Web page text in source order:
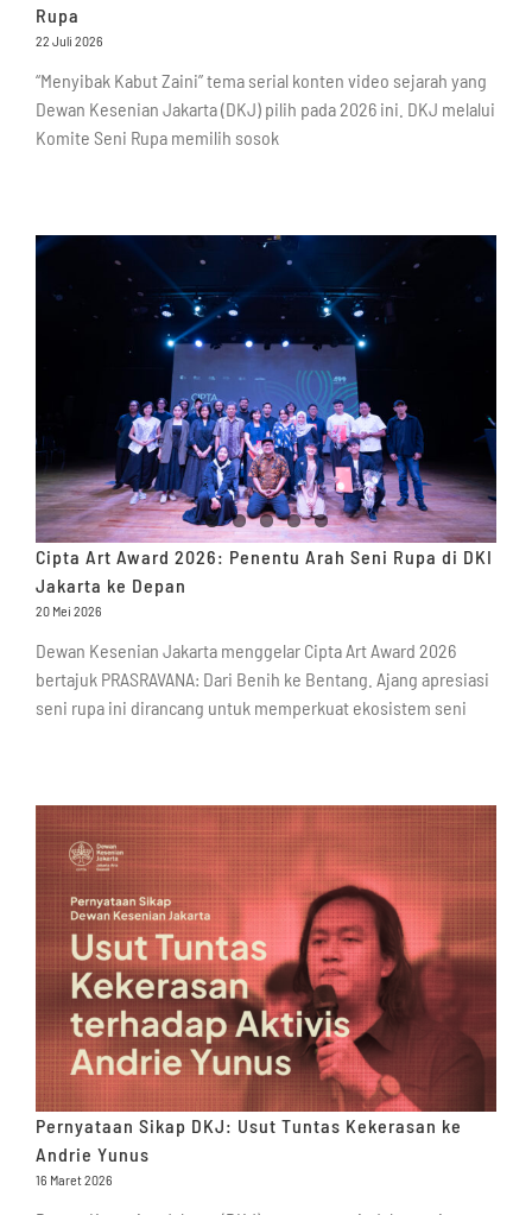
Rupa
22 Juli 2026
“Menyibak Kabut Zaini” tema serial konten video sejarah yang
Dewan Kesenian Jakarta (DKJ) pilih pada 2026 ini. DKJ melalui
Komite Seni Rupa memilih sosok
Cipta Art Award 2026: Penentu Arah Seni Rupa di DKI
Jakarta ke Depan
20 Mei 2026
Dewan Kesenian Jakarta menggelar Cipta Art Award 2026
bertajuk PRASRAVANA: Dari Benih ke Bentang. Ajang apresiasi
seni rupa ini dirancang untuk memperkuat ekosistem seni
Pernyataan Sikap DKJ: Usut Tuntas Kekerasan ke
Andrie Yunus
16 Maret 2026